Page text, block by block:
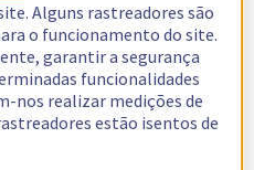
Alguns rastreadores são
o funcionamento do site.
garantir a segurança
funcionalidades
nos realizar medições de
estão isentos de